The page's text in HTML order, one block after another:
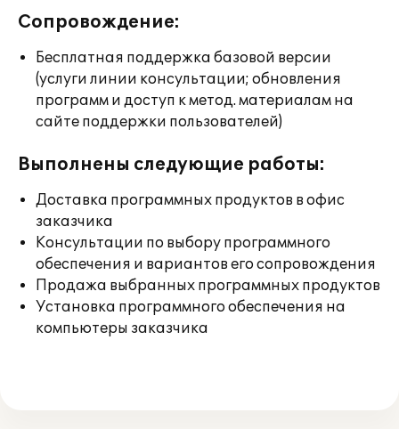
Сопровождение:
Бесплатная поддержка базовой версии
(услуги линии консультации; обновления
программ и доступ к метод. материалам на
сайте поддержки пользователей)
Выполнены следующие работы:
Доставка программных продуктов в офис
заказчика
Консультации по выбору программного
обеспечения и вариантов его сопровождения
Продажа выбранных программных продуктов
Установка программного обеспечения на
компьютеры заказчика